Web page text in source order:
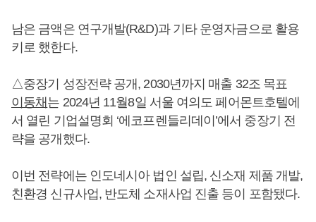
남은 금액은 연구개발(R&D)과 기타 운영자금으로 활용
키로 했한다.
△중장기 성장전략 공개, 2030년까지 매출 32조 목표
이동채는 2024년 11월8일 서울 여의도 페어몬트호텔에
서 열린 기업설명회 ‘에코프렌들리데이’에서 중장기 전
략을 공개했다.
이번 전략에는 인도네시아 법인 설립, 신소재 제품 개발,
친환경 신규사업, 반도체 소재사업 진출 등이 포함됐다.